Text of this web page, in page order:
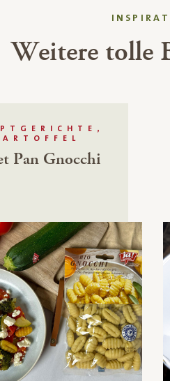
Weitere tolle
Pan Gnocchi